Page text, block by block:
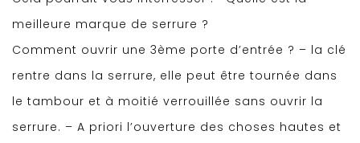
meilleure marque de serrure ?
Comment ouvrir une 3ème porte d’entrée ? – la clé
rentre dans la serrure, elle peut être tournée dans
le tambour et à moitié verrouillée sans ouvrir la
serrure. – A priori l’ouverture des choses hautes et